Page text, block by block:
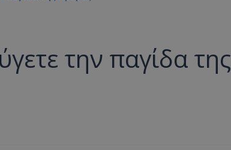
την παγίδα της